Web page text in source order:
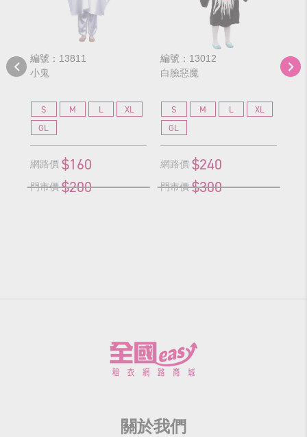
編號：13811
小鬼
S M L
XL
GL
網路價 $160
門市價 $200
編號：13012
白臉惡魔
S M L
XL
GL
網路價 $240
門市價 $300
編
小
關於我們